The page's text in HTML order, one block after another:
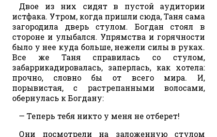
Двое из них сидят в пустой аудитории
истфака. Утром, когда пришли сюда, Таня сама
загородила дверь стулом. Богдан стоял в
стороне и улыбался. Упрямства и горячности
было у нее куда больше, нежели силы в руках.
Все же Таня справилась со стулом,
забаррикадировалась, заперлась, как хотела:
прочно, словно бы от всего мира. И,
порывистая, с растрепанными волосами,
обернулась к Богдану:
— Теперь тебя никто у меня не отберет!
Они посмотрели на заложенную стулом